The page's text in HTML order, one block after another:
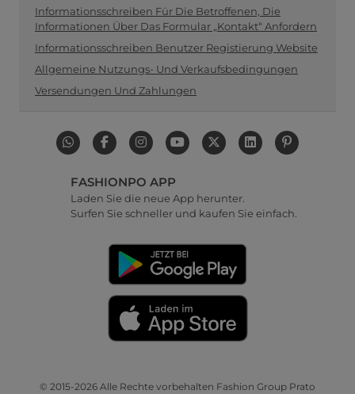
Informationsschreiben Für Die Betroffenen, Die
Informationen Über Das Formular „Kontakt“ Anfordern
Informationsschreiben Benutzer Registierung Website
Allgemeine Nutzungs- Und Verkaufsbedingungen
Versendungen Und Zahlungen
FASHIONPO APP
Laden Sie die neue App herunter.
Surfen Sie schneller und kaufen Sie einfach.
© 2015-2026 Alle Rechte vorbehalten Fashion Group Prato